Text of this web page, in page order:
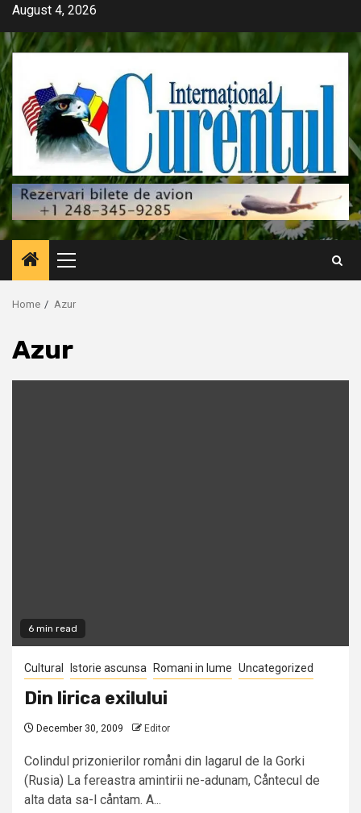
Skip
content
August 4, 2026
Primary
Menu
Home Azur
Azur
6 min read
Cultural Istorie ascunsa Romani in lume Uncategorized
Din lirica exilului
December 30, 2009 Editor
Colindul prizonierilor romåni din lagarul de la Gorki
(Rusia) La fereastra amintirii ne-adunam, Cåntecul de
alta data sa-l cåntam. A...